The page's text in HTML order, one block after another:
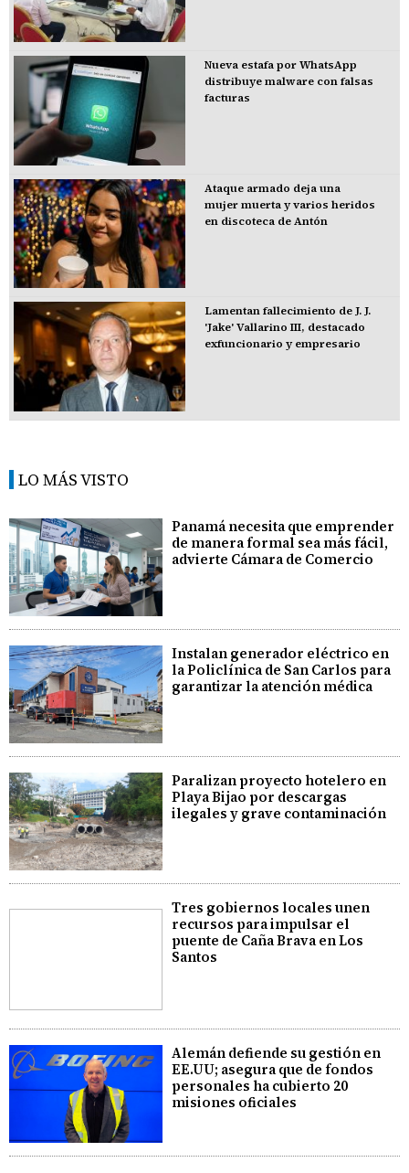
Nueva estafa por WhatsApp
distribuye malware con falsas
facturas
Ataque armado deja una
mujer muerta y varios heridos
en discoteca de Antón
Lamentan fallecimiento de J. J.
'Jake' Vallarino III, destacado
exfuncionario y empresario
LO MÁS VISTO
Panamá necesita que emprender
de manera formal sea más fácil,
advierte Cámara de Comercio
Instalan generador eléctrico en
la Policlínica de San Carlos para
garantizar la atención médica
Paralizan proyecto hotelero en
Playa Bijao por descargas
ilegales y grave contaminación
Tres gobiernos locales unen
recursos para impulsar el
puente de Caña Brava en Los
Santos
Alemán defiende su gestión en
EE.UU; asegura que de fondos
personales ha cubierto 20
misiones oficiales